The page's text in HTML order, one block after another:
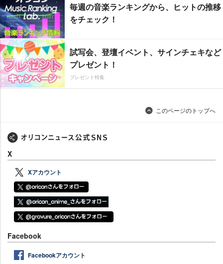
毎週の音楽ランキングから、ヒットの推移
をチェック！
試写会、登壇イベント、サインチェキなど
プレゼント！
プレゼント特集
このページのトップへ
X
Xアカウント
Facebook
Facebookアカウント